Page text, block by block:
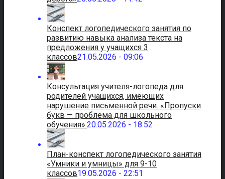
Конспект логопедического занятия по
развитию навыка анализа текста на
предложения у учащихся 3
классов21.05.2026 - 09:06
Консультация учителя-логопеда для
родителей учащихся, имеющих
нарушение письменной речи. «Пропуски
букв — проблема для школьного
обучения».20.05.2026 - 18:52
План-конспект логопедического занятия
«Умники и умницы» для 9-10
классов19.05.2026 - 22:51